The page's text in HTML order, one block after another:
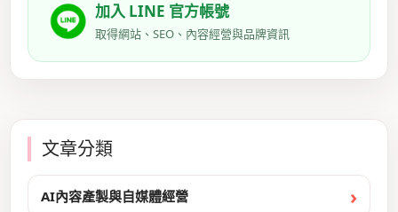
加入 LINE 官方帳號
取得網站、SEO、內容經營與品牌資訊
文章分類
AI內容產製與自媒體經營